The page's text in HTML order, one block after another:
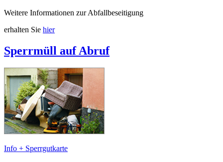
Weitere Informationen zur Abfallbeseitigung
erhalten Sie hier
Sperrmüll auf Abruf
Info + Sperrgutkarte